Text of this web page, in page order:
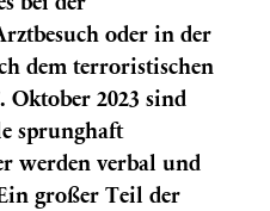
bei der
oder in der
dem terroristischen
Oktober 2023 sind
sprunghaft
werden verbal und
großer Teil der